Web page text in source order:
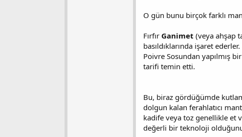
O gün bunu birçok farklı
Fırfır Ganimet (veya ahşap
basıldıklarında işaret
Poivre Sosundan yapılmış
tarifi temin etti.
Bu, biraz gördüğümde
dolgun kalan ferahlatıcı
kadife veya toz genellikle et
değerli bir teknoloji